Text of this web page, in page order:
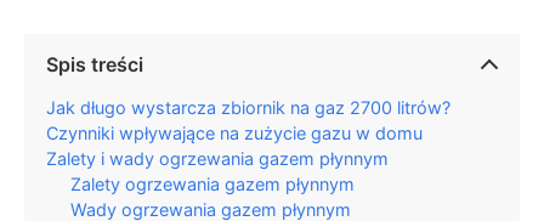
Spis treści
Jak długo wystarcza zbiornik na gaz 2700 litrów?
Czynniki wpływające na zużycie gazu w domu
Zalety i wady ogrzewania gazem płynnym
Zalety ogrzewania gazem płynnym
Wady ogrzewania gazem płynnym